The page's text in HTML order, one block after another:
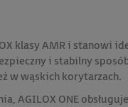
klasy AMR i stanowi
i stabilny
w wąskich korytarzach.
AGILOX ONE